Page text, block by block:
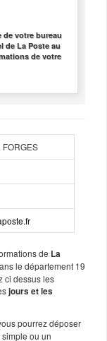
de votre bureau
de La Poste au
de votre
FORGES
de La
le département 19
ci dessus les
jours et les
pourrez déposer
ou un